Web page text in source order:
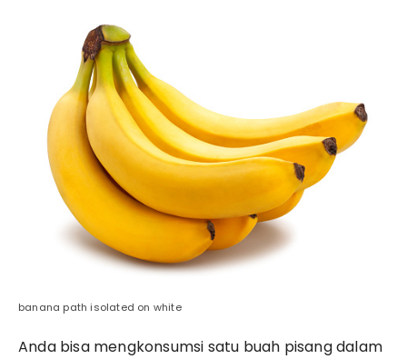
banana path isolated on white
Anda bisa mengkonsumsi satu buah pisang dalam